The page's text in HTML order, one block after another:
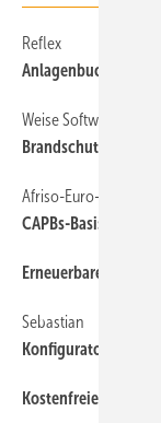
Reflex
Anlagenbuch nach
Weise Software
Brandschutzpläne
Afriso-Euro-Index
CAPBs-Basisgriff mit
Erneuerbare
Sebastian
Konfigurator für
Kostenfreie